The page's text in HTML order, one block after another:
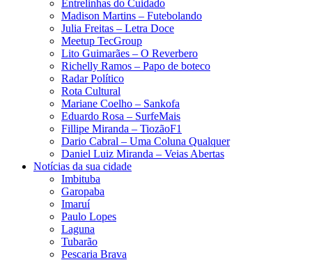
Entrelinhas do Cuidado
Madison Martins – Futebolando
Julia Freitas​ – Letra Doce
Meetup TecGroup
Lito Guimarães – O Reverbero
Richelly Ramos​ – Papo de boteco
Radar Político
Rota Cultural
Mariane Coelho – Sankofa
Eduardo Rosa​ – SurfeMais
Fillipe Miranda – TiozãoF1
Dario Cabral – Uma Coluna Qualquer
Daniel Luiz Miranda – Veias Abertas
Notícias da sua cidade
Imbituba
Garopaba
Imaruí
Paulo Lopes
Laguna
Tubarão
Pescaria Brava